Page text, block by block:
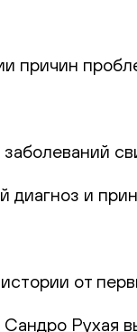
причин
и
от
Рухая